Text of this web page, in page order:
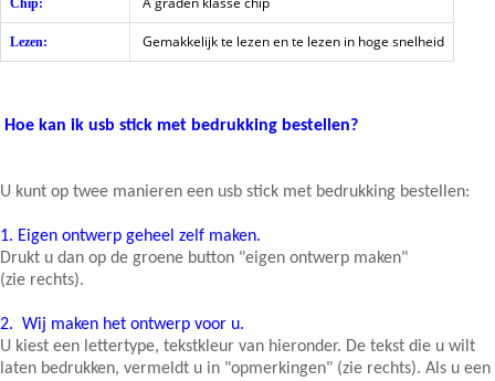
Chip:
Lezen: Gemakkelijk te lezen en te lezen in hoge snelheid
Hoe kan ik usb stick met bedrukking bestellen?
U kunt op twee manieren een usb stick met bedrukking bestellen:
1. Eigen ontwerp geheel zelf maken.
Drukt u dan op de groene button "eigen ontwerp maken"
(zie rechts).
2. Wij maken het ontwerp voor u.
U kiest een lettertype, tekstkleur van hieronder. De tekst die u wilt
laten bedrukken, vermeldt u in "opmerkingen" (zie rechts). Als u een